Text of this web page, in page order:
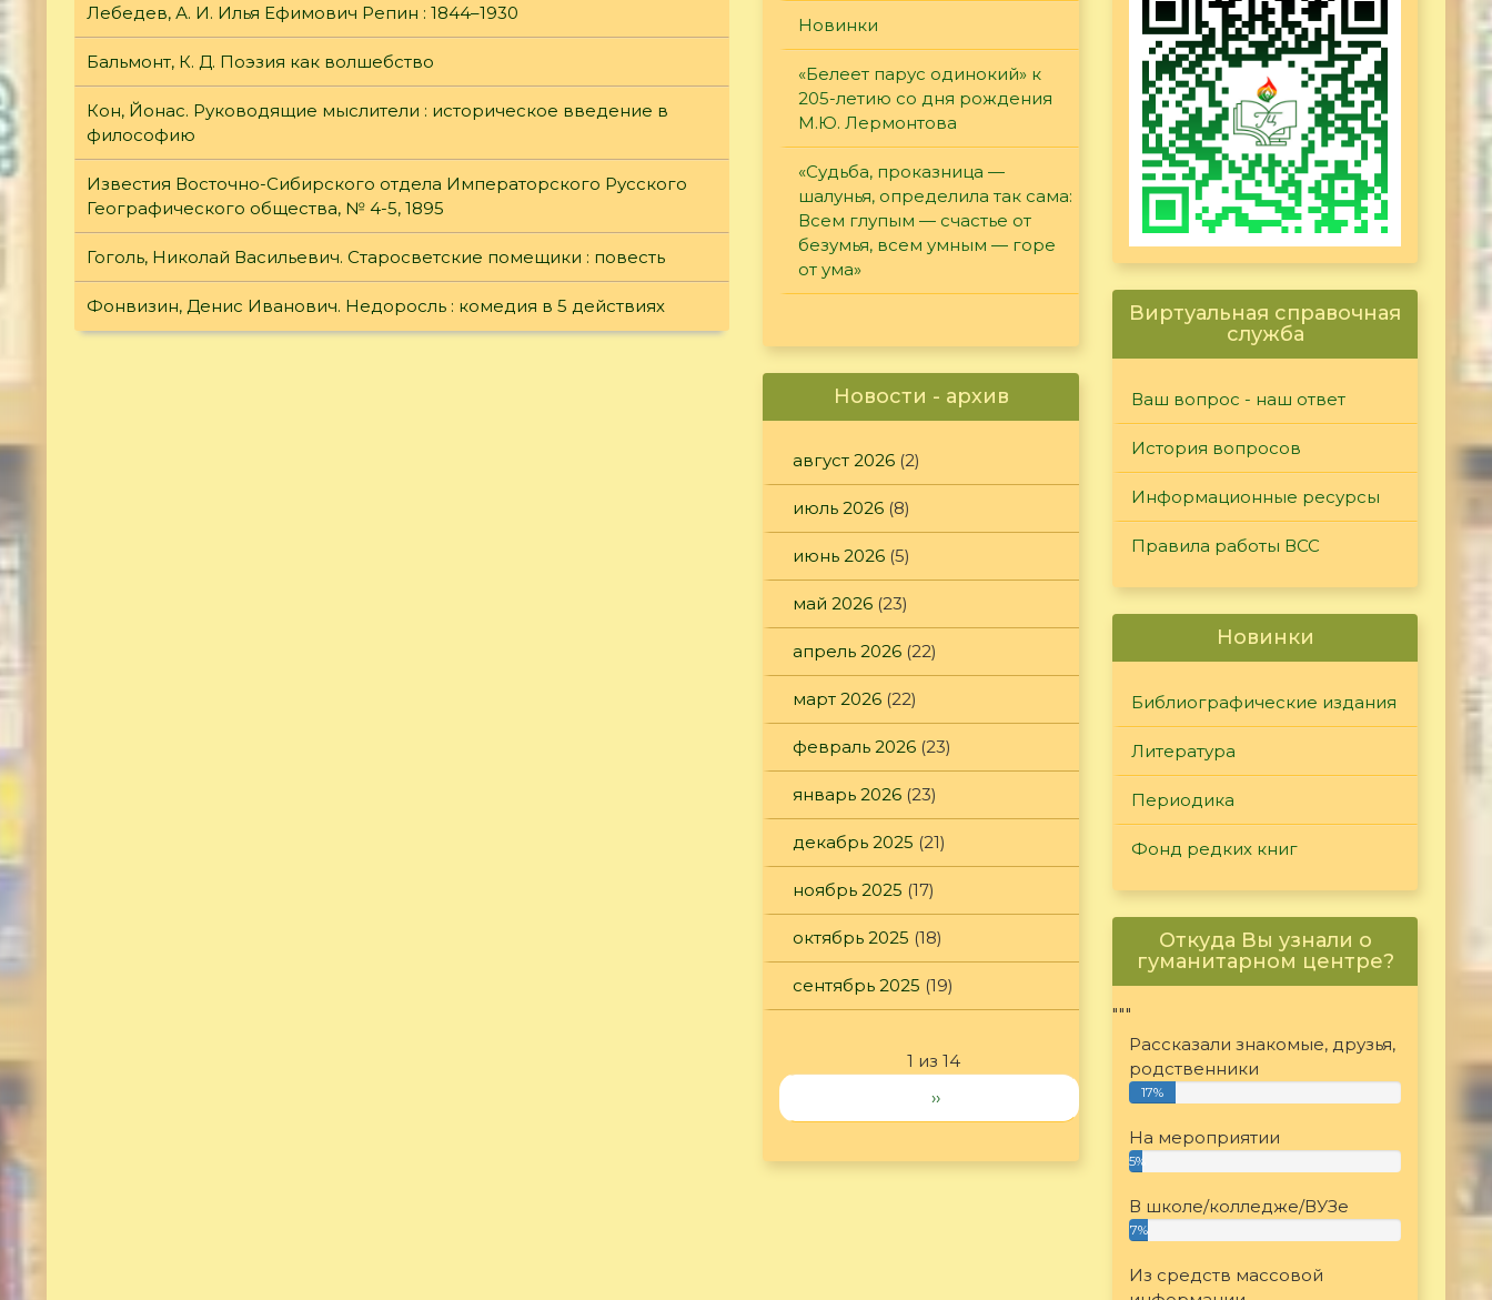
Лебедев, А. И. Илья Ефимович Репин : 1844–1930
Бальмонт, К. Д. Поэзия как волшебство
Кон, Йонас. Руководящие мыслители : историческое введение в
философию
Известия Восточно-Сибирского отдела Императорского Русского
Географического общества, № 4-5, 1895
Гоголь, Николай Васильевич. Старосветские помещики : повесть
Фонвизин, Денис Иванович. Недоросль : комедия в 5 действиях
Новинки
«Белеет парус одинокий» к
205-летию со дня рождения
М.Ю. Лермонтова
«Судьба, проказница —
шалунья, определила так сама:
Всем глупым — счастье от
безумья, всем умным — горе
от ума»
Новости - архив
август 2026 (2)
июль 2026 (8)
июнь 2026 (5)
май 2026 (23)
апрель 2026 (22)
март 2026 (22)
февраль 2026 (23)
январь 2026 (23)
декабрь 2025 (21)
ноябрь 2025 (17)
октябрь 2025 (18)
сентябрь 2025 (19)
1 из 14
››
Виртуальная справочная
служба
Ваш вопрос - наш ответ
История вопросов
Информационные ресурсы
Правила работы ВСС
Новинки
Библиографические издания
Литература
Периодика
Фонд редких книг
Откуда Вы узнали о
гуманитарном центре?
"""
Рассказали знакомые, друзья,
родственники
17%
На мероприятии
5%
В школе/колледже/ВУЗе
7%
Из средств массовой